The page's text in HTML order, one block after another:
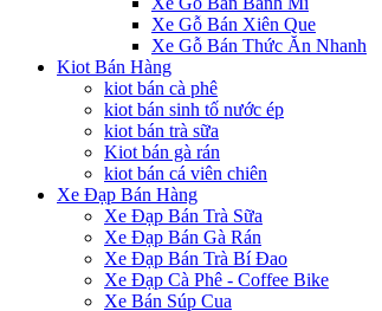
Xe Gỗ Bán Xiên Que
Xe Gỗ Bán Thức Ăn Nhanh
Kiot Bán Hàng
kiot bán cà phê
kiot bán sinh tố nước ép
kiot bán trà sữa
Kiot bán gà rán
kiot bán cá viên chiên
Xe Đạp Bán Hàng
Xe Đạp Bán Trà Sữa
Xe Đạp Bán Gà Rán
Xe Đạp Bán Trà Bí Đao
Xe Đạp Cà Phê - Coffee Bike
Xe Bán Súp Cua